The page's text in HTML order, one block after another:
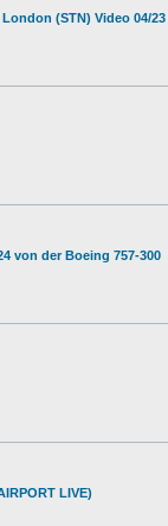
(STN) Video 04/23
von der Boeing 757-300
LIVE)